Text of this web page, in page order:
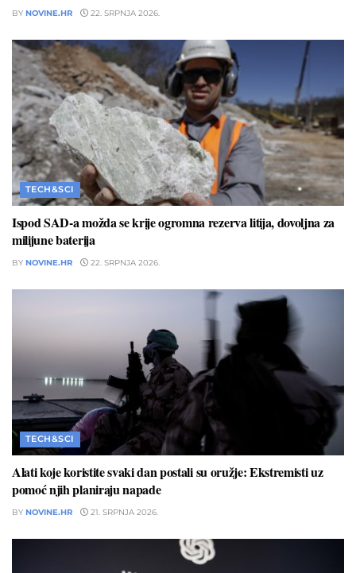
BY NOVINE.HR 22. SRPNJA 2026.
TECH&SCI
Ispod SAD-a možda se krije ogromna rezerva litija, dovoljna za
milijune baterija
BY NOVINE.HR 22. SRPNJA 2026.
TECH&SCI
Alati koje koristite svaki dan postali su oružje: Ekstremisti uz
pomoć njih planiraju napade
BY NOVINE.HR 21. SRPNJA 2026.